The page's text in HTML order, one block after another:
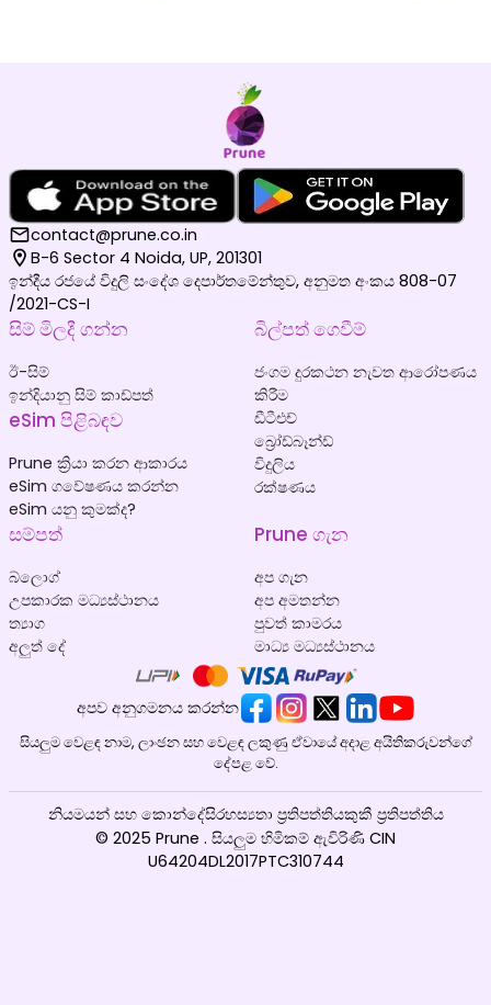
contact@prune.co.in
B-6 Sector 4 Noida, UP, 201301
ඉන්දීය රජයේ විදුලි සංදේශ දෙපාර්තමේන්තුව, අනුමත අංකය 808-07
/2021-CS-I
සිම් මිලදී ගන්න
ඊ-සිම්
ඉන්දියානු සිම් කාඩ්පත්
eSim පිළිබඳව
Prune ක්‍රියා කරන ආකාරය
eSim ගවේෂණය කරන්න
eSim යනු කුමක්ද?
බිල්පත් ගෙවීම්
ජංගම දුරකථන නැවත ආරෝපණය
කිරීම
ඩීටීඑච්
බ්‍රෝඩ්බෑන්ඩ්
විදුලිය
රක්ෂණය
සම්පත්
බ්ලොග්
උපකාරක මධ්‍යස්ථානය
ත්‍යාග
අලුත් දේ
Prune ගැන
අප ගැන
අප අමතන්න
පුවත් කාමරය
මාධ්‍ය මධ්‍යස්ථානය
අපව අනුගමනය කරන්න
සියලුම වෙළඳ නාම, ලාංඡන සහ වෙළඳ ලකුණු ඒවායේ අදාළ අයිතිකරුවන්ගේ
දේපළ වේ.
© 2025 Prune . සියලුම හිමිකම් ඇවිරිණි CIN
U64204DL2017PTC310744
නියමයන් සහ කොන්දේසිරහස්‍යතා ප්‍රතිපත්තියකුකී ප්‍රතිපත්තිය